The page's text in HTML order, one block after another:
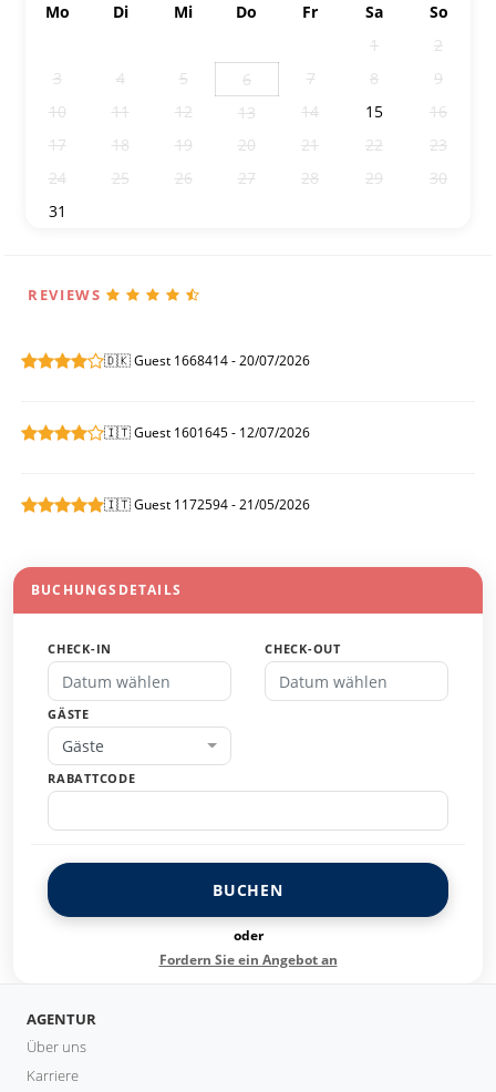
Mo
Di Mi Do Fr Sa
So
1
2
3
4 5 6 7 8
9
10
11 12 13 14 15
16
17
18 19 20 21 22
23
24
25 26 27 28 29
30
31
REVIEWS
🇩🇰 Guest 1668414 - 20/07/2026
🇮🇹 Guest 1601645 - 12/07/2026
🇮🇹 Guest 1172594 - 21/05/2026
BUCHUNGSDETAILS
CHECK-IN CHECK-OUT
GÄSTE
Gäste
RABATTCODE
BUCHEN
oder
Fordern Sie ein Angebot an
AGENTUR
Über uns
Karriere